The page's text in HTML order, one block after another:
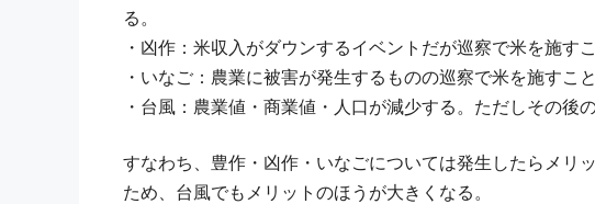
る。
・凶作：米収入がダウンするイベントだが巡察で米を施す
・いなご：農業に被害が発生するものの巡察で米を施すこ
・台風：農業値・商業値・人口が減少する。ただしその後
すなわち、豊作・凶作・いなごについては発生したらメリ
ため、台風でもメリットのほうが大きくなる。